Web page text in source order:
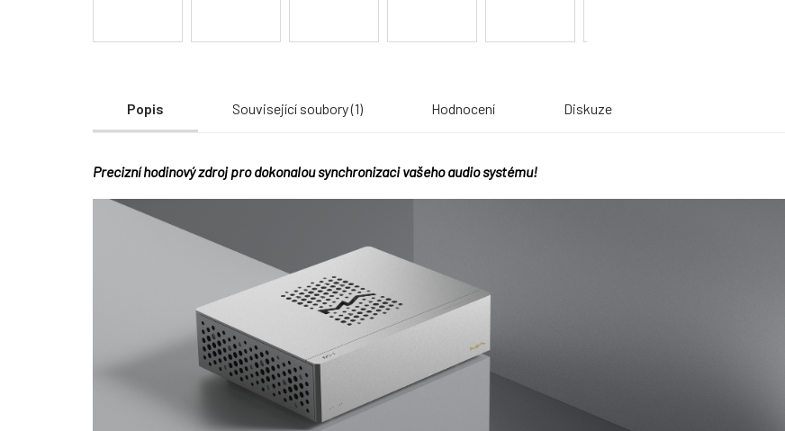
Popis Související soubory (1) Hodnocení Diskuze
Precizní hodinový zdroj pro dokonalou synchronizaci vašeho audio systému!